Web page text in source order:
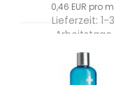
0,46 EUR pro
Lieferzeit: 1-3
Arbeitstage